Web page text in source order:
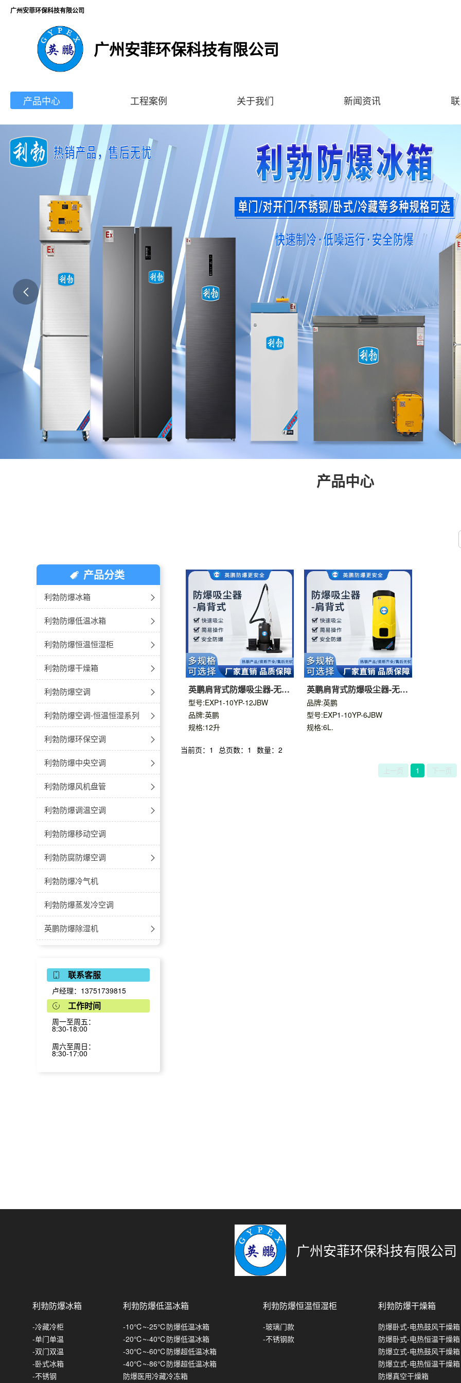
广州安菲环保科技有限公司
广州安菲环保科技有限公司
产品中心
联系客服
卢经理：13751739815
工作时间
周一至周五：
8:30-18:00
周六至周日：
8:30-17:00
产品分类
利勃防爆冰箱
-冷藏冷柜
-单门单温
-双门双温
-卧式冰箱
-不锈钢
冷藏款
冷冻款
-多门多温
-双温对开门
-低温双门双温防爆冰箱
利勃防爆低温冰箱
-10℃~-25℃防爆低温冰箱
-20℃~-40℃防爆低温冰箱
-30℃~-60℃防爆超低温冰箱
-40℃~-86℃防爆超低温冰箱
防爆医用冷藏冷冻箱
2℃~8℃防爆医用冷藏箱
8℃~20℃防爆药品阴凉箱
4℃防爆血液冷藏箱
防爆层析柜
20℃~55℃防爆加温保存箱
利勃防爆恒温恒湿柜
-玻璃门款
-不锈钢款
利勃防爆干燥箱
防爆卧式-电热鼓风干燥箱
防爆卧式-电热恒温干燥箱
防爆立式-电热鼓风干燥箱
防爆立式-电热恒温干燥箱
防爆真空干燥箱
利勃防爆空调
防爆空调-壁挂式
防爆空调-立柜式
防爆空调-天花机
防爆空调-风管机
防爆空调-窗式空调
防爆空调-高温型
利勃防爆空调-恒温恒湿系列
立柜式
吊顶式
利勃防爆环保空调
安装式
移动式大风量
移动式小风量
利勃防爆中央空调
防爆多联机外机
防爆多联机内机
多联机壁挂式
多联机落地式
新风处理机
多联机嵌入机
多联机风管机
利勃防爆风机盘管
卡式
柜式
卧式暗装
卧式明装
立式明装
立式暗装
利勃防爆调温空调
-立柜式
-风管式
利勃防爆移动空调
利勃防腐防爆空调
防腐空调-壁挂式
防腐空调-立柜式
防腐空调-风管式
利勃防爆冷气机
利勃防爆蒸发冷空调
英鹏防爆除湿机
防爆吊顶式除湿机
防爆低温除湿机
防爆调温除湿机
立柜式-防爆降温除湿机
防爆湿膜加湿机
防爆超声波加湿机
英鹏防爆风幕机
防爆风幕机-自然风
防爆风幕机-小风量
防爆风幕机-大风量
不锈钢款
英鹏防爆真空包装机
-台室真空包装机
-单室真空包装机
英鹏防爆封口机
防爆脚踏式封口机
英鹏防爆捆扎机/打包机
英鹏防爆缠绕机
带冲击
常规A款-电动扳手
常规B款-电动扳手
加强A款-电动扳手
加强B款-电动扳手
防爆电锤
防爆角磨机
30L-防爆吸尘器
50L-防爆吸尘器
80L-防爆吸尘器
100L-防爆吸尘器
产品中心 工程案例 关于我们 新闻资讯
英鹏肩背式防爆吸尘器-无线
款12L
型号:EXP1-10YP-12JBW
品牌:英鹏
规格:12升
英鹏肩背式防爆吸尘器-无线
款6L
品牌:英鹏
型号:EXP1-10YP-6JBW
规格:6L.
当前页：1 总页数：1 数量：2
上一页 1 下一页
广州安菲环保科技有限公司
利勃防爆冰箱
-冷藏冷柜
-单门单温
-双门双温
-卧式冰箱
-不锈钢
利勃防爆低温冰箱
-10℃~-25℃防爆低温冰箱
-20℃~-40℃防爆低温冰箱
-30℃~-60℃防爆超低温冰箱
-40℃~-86℃防爆超低温冰箱
防爆医用冷藏冷冻箱
利勃防爆恒温恒湿柜
-玻璃门款
-不锈钢款
利勃防爆干燥箱
防爆卧式-电热鼓风干燥箱
防爆卧式-电热恒温干燥箱
防爆立式-电热鼓风干燥箱
防爆立式-电热恒温干燥箱
防爆真空干燥箱